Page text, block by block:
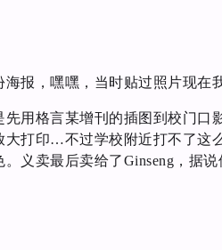
海报，嘿嘿，当时贴过照片现在
先用格言某增刊的插图到校门口
大打印…不过学校附近打不了这
。义卖最后卖给了Ginseng，据